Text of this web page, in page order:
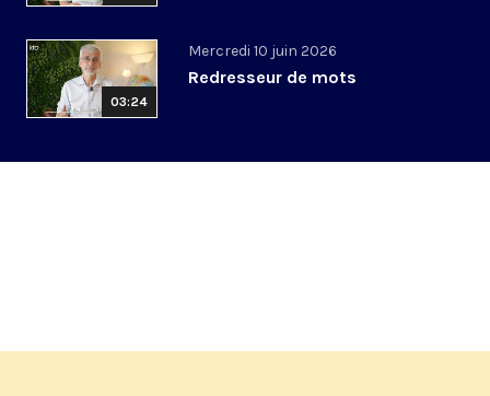
03:24
Mercredi 10 juin 2026
Redresseur de mots